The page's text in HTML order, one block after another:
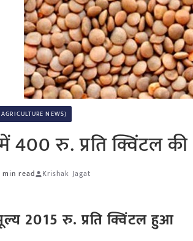
AGRICULTURE NEWS)
रु. प्रति क्विंटल की
min read Krishak Jagat
2015 रु. प्रति क्विंटल हुआ